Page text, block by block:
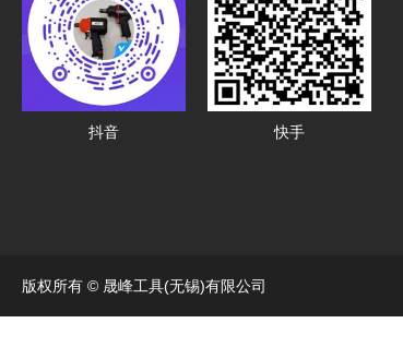
抖音 快手
版权所有 © 晟峰工具(无锡)有限公司